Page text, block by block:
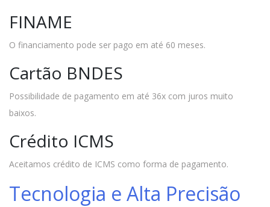
FINAME
O financiamento pode ser pago em até 60 meses.
Cartão BNDES
Possibilidade de pagamento em até 36x com juros muito
baixos.
Crédito ICMS
Aceitamos crédito de ICMS como forma de pagamento.
Tecnologia e Alta Precisão